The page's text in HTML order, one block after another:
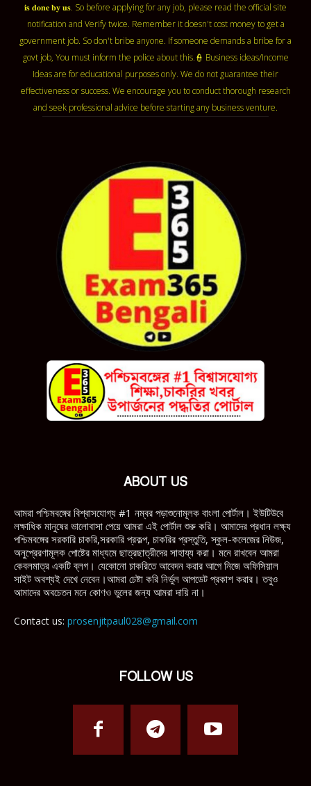
𝐢𝐬 𝐝𝐨𝐧𝐞 𝐛𝐲 𝐮𝐬. So before applying for any job, please read the official site
notification and Verify twice. Remember it doesn't cost money to get a
government job. So don't bribe anyone. If someone demands a bribe for a
govt job, You must inform the police about this.👮 Business ideas/Income
Ideas are for educational purposes only. We do not guarantee their
effectiveness or success. We encourage you to conduct thorough research
and seek professional advice before starting any business venture.
ABOUT US
আমরা পশ্চিমবঙ্গের বিশ্বাসযোগ্য #1 নম্বর পড়াশুনোমূলক বাংলা পোর্টাল। ইউটিউবে
লক্ষাধিক মানুষের ভালোবাসা পেয়ে আমরা এই পোর্টাল শুরু করি। আমাদের প্রধান লক্ষ্য
পশ্চিমবঙ্গের সরকারি চাকরি,সরকারি প্রকল্প, চাকরির প্রস্তুতি, স্কুল-কলেজের নিউজ,
অনুপ্রেরণামূলক পোষ্টের মাধ্যমে ছাত্রছাত্রীদের সাহায্য করা। মনে রাখবেন আমরা
কেবলমাত্র একটি ব্লগ। যেকোনো চাকরিতে আবেদন করার আগে নিজে অফিসিয়াল
সাইট অবশ্যই দেখে নেবেন।আমরা চেষ্টা করি নির্ভুল আপডেট প্রকাশ করার। তবুও
আমাদের অবচেতন মনে কোণও ভুলের জন্য আমরা দায়ি না।
Contact us: prosenjitpaul028@gmail.com
FOLLOW US